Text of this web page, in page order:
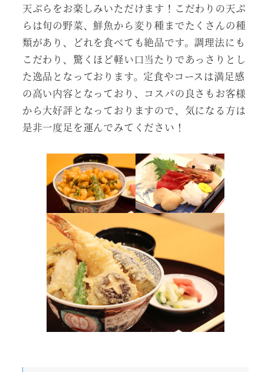
天ぷらをお楽しみいただけます！こだわりの天ぷ
らは旬の野菜、鮮魚から変り種までたくさんの種
類があり、どれを食べても絶品です。調理法にも
こだわり、驚くほど軽い口当たりであっさりとし
た逸品となっております。定食やコースは満足感
の高い内容となっており、コスパの良さもお客様
から大好評となっておりますので、気になる方は
是非一度足を運んでみてください！